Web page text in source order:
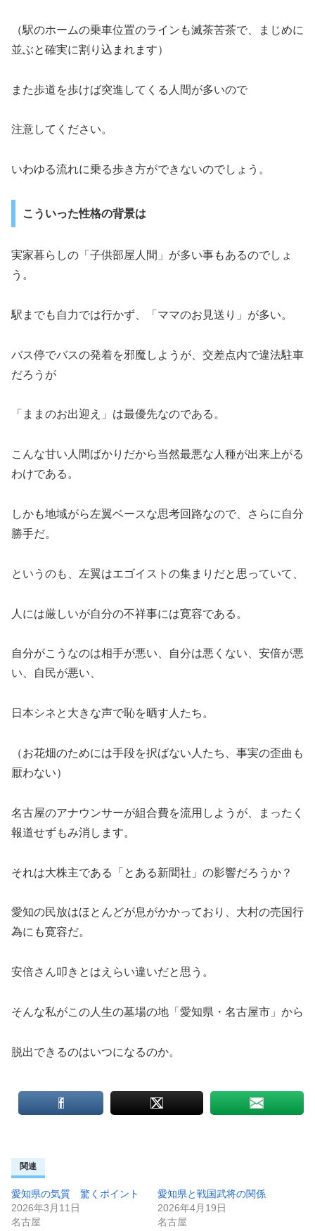
（駅のホームの乗車位置のラインも滅茶苦茶で、まじめに
並ぶと確実に割り込まれます）
また歩道を歩けば突進してくる人間が多いので
注意してください。
いわゆる流れに乗る歩き方ができないのでしょう。
こういった性格の背景は
実家暮らしの「子供部屋人間」が多い事もあるのでしょ
う。
駅までも自力では行かず、「ママのお見送り」が多い。
バス停でバスの発着を邪魔しようが、交差点内で違法駐車
だろうが
「ままのお出迎え」は最優先なのである。
こんな甘い人間ばかりだから当然最悪な人種が出来上がる
わけである。
しかも地域がら左翼ベースな思考回路なので、さらに自分
勝手だ。
というのも、左翼はエゴイストの集まりだと思っていて、
人には厳しいが自分の不祥事には寛容である。
自分がこうなのは相手が悪い、自分は悪くない、安倍が悪
い、自民が悪い、
日本シネと大きな声で恥を晒す人たち。
（お花畑のためには手段を択ばない人たち、事実の歪曲も
厭わない）
名古屋のアナウンサーが組合費を流用しようが、まったく
報道せずもみ消します。
それは大株主である「とある新聞社」の影響だろうか？
愛知の民放はほとんどが息がかかっており、大村の売国行
為にも寛容だ。
安倍さん叩きとはえらい違いだと思う。
そんな私がこの人生の墓場の地「愛知県・名古屋市」から
脱出できるのはいつになるのか。
関連
愛知県の気質 驚くポイント
2026年3月11日
名古屋
愛知県と戦国武将の関係
2026年4月19日
名古屋